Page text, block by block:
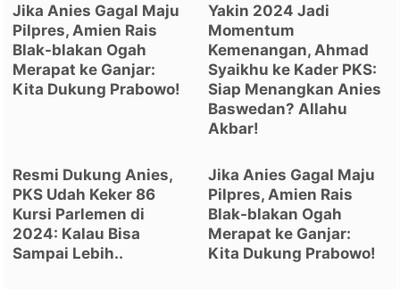
Jika Anies Gagal Maju
Pilpres, Amien Rais
Blak-blakan Ogah
Merapat ke Ganjar:
Kita Dukung Prabowo!
Yakin 2024 Jadi
Momentum
Kemenangan, Ahmad
Syaikhu ke Kader PKS:
Siap Menangkan Anies
Baswedan? Allahu
Akbar!
Resmi Dukung Anies,
PKS Udah Keker 86
Kursi Parlemen di
2024: Kalau Bisa
Sampai Lebih..
Jika Anies Gagal Maju
Pilpres, Amien Rais
Blak-blakan Ogah
Merapat ke Ganjar:
Kita Dukung Prabowo!